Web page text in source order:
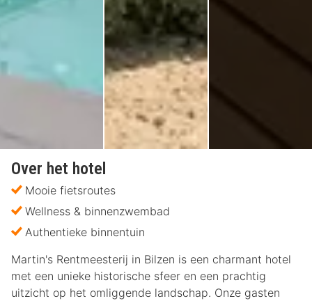
Over het hotel
Mooie fietsroutes
Wellness & binnenzwembad
Authentieke binnentuin
Martin's Rentmeesterij in Bilzen is een charmant hotel
met een unieke historische sfeer en een prachtig
uitzicht op het omliggende landschap. Onze gasten